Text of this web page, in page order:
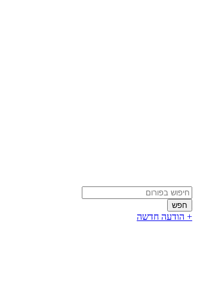
+ הודעה חדשה